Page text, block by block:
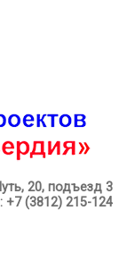
20, подъезд 3
+7 (3812) 215-124